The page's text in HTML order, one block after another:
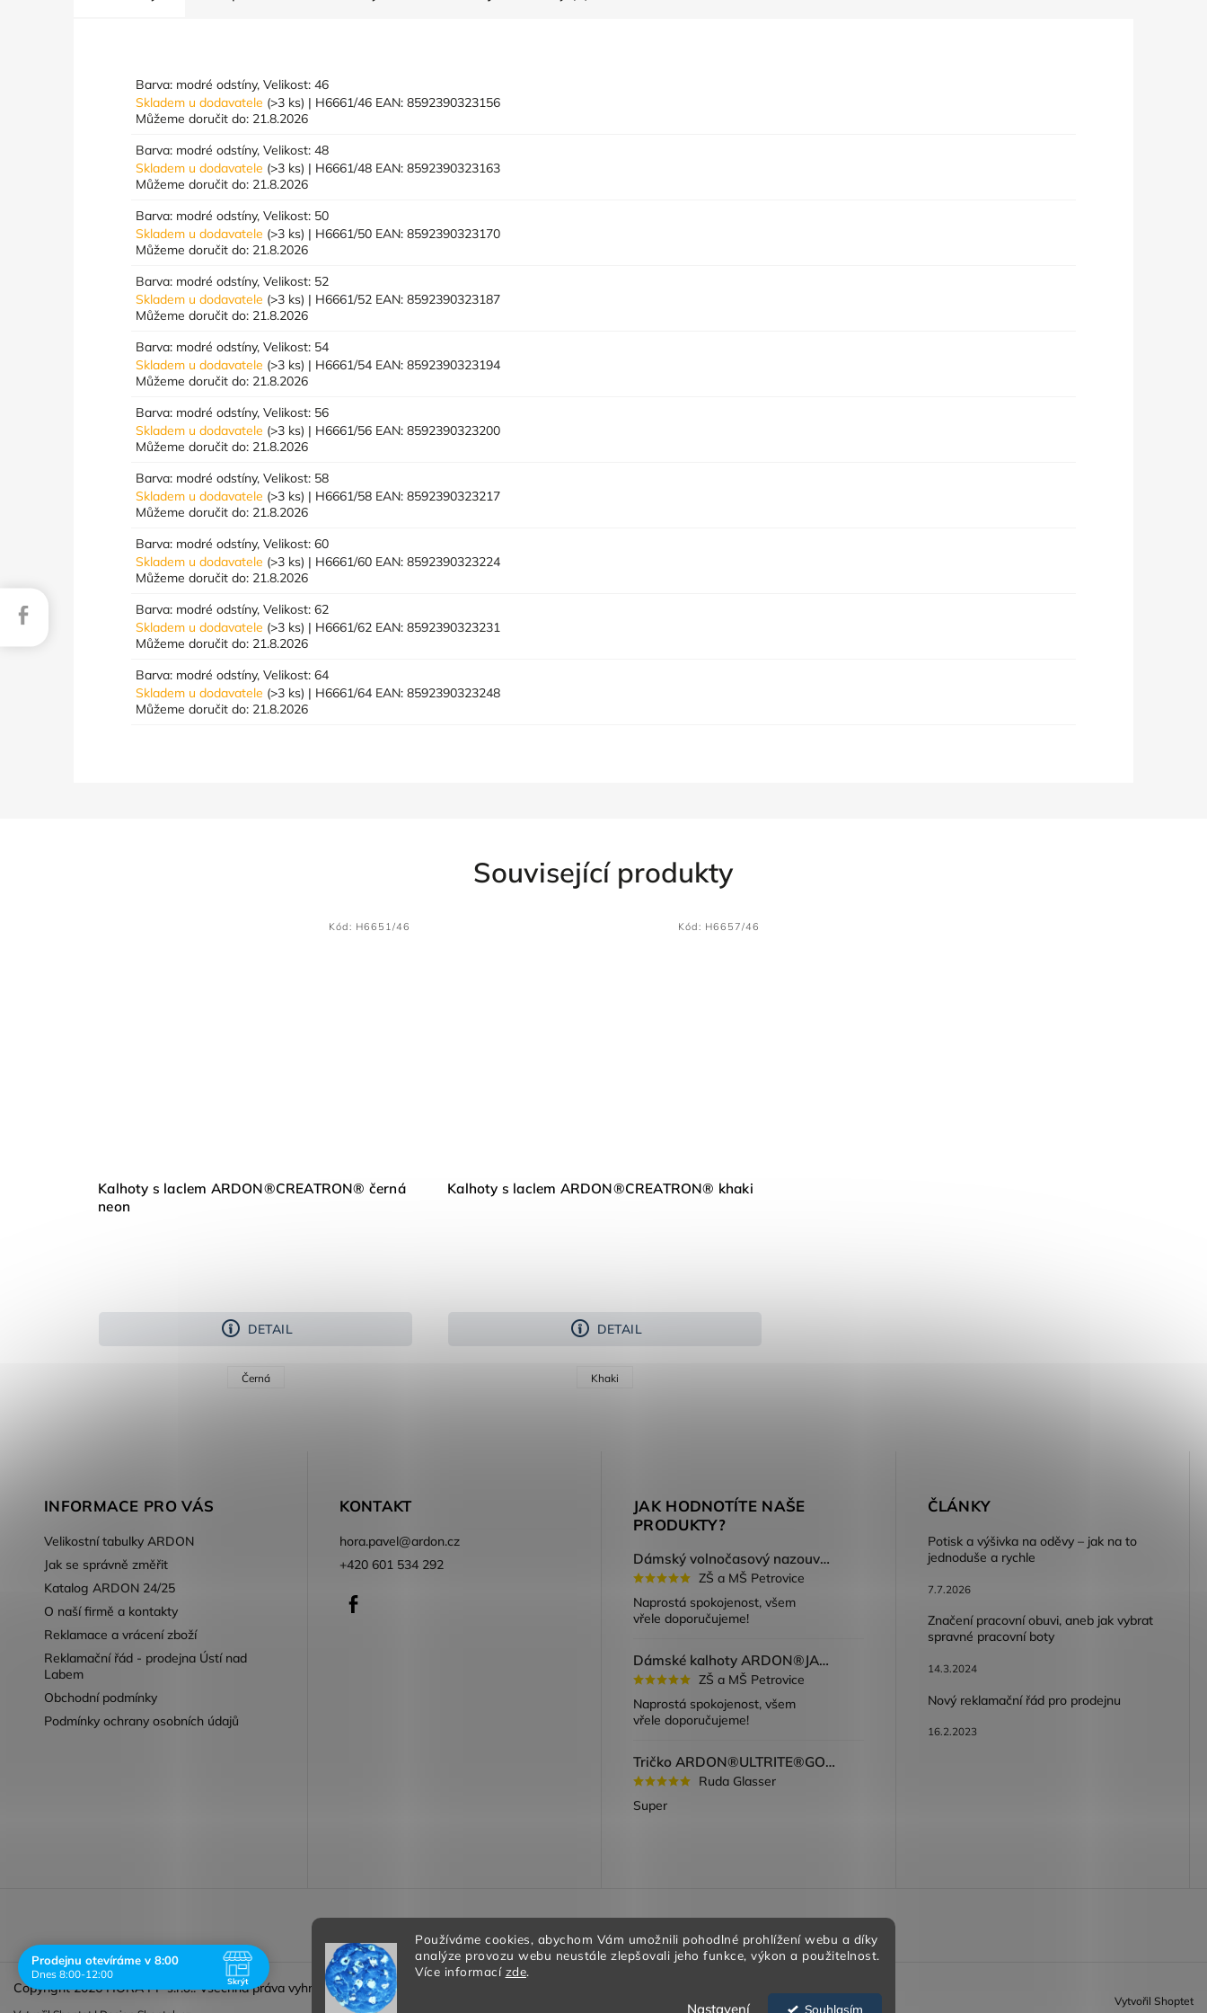
Používáme cookies, abychom Vám umožnili pohodlné prohlížení webu a díky
analýze provozu webu neustále zlepšovali jeho funkce, výkon a použitelnost.
Více informací zde.
Souhlasím
Nastavení
Barva: modré odstíny, Velikost: 46
Skladem u dodavatele (>3 ks) | H6661/46 EAN: 8592390323156
Můžeme doručit do: 21.8.2026
Barva: modré odstíny, Velikost: 48
Skladem u dodavatele (>3 ks) | H6661/48 EAN: 8592390323163
Můžeme doručit do: 21.8.2026
Barva: modré odstíny, Velikost: 50
Skladem u dodavatele (>3 ks) | H6661/50 EAN: 8592390323170
Můžeme doručit do: 21.8.2026
Barva: modré odstíny, Velikost: 52
Skladem u dodavatele (>3 ks) | H6661/52 EAN: 8592390323187
Můžeme doručit do: 21.8.2026
Barva: modré odstíny, Velikost: 54
Skladem u dodavatele (>3 ks) | H6661/54 EAN: 8592390323194
Můžeme doručit do: 21.8.2026
Barva: modré odstíny, Velikost: 56
Skladem u dodavatele (>3 ks) | H6661/56 EAN: 8592390323200
Můžeme doručit do: 21.8.2026
Barva: modré odstíny, Velikost: 58
Skladem u dodavatele (>3 ks) | H6661/58 EAN: 8592390323217
Můžeme doručit do: 21.8.2026
Barva: modré odstíny, Velikost: 60
Skladem u dodavatele (>3 ks) | H6661/60 EAN: 8592390323224
Můžeme doručit do: 21.8.2026
Barva: modré odstíny, Velikost: 62
Skladem u dodavatele (>3 ks) | H6661/62 EAN: 8592390323231
Můžeme doručit do: 21.8.2026
Barva: modré odstíny, Velikost: 64
Skladem u dodavatele (>3 ks) | H6661/64 EAN: 8592390323248
Můžeme doručit do: 21.8.2026
Související produkty
Kalhoty s laclem ARDON®CREATRON® černá
neon
DETAIL
Černá
Kód: H6651/46
Kalhoty s laclem ARDON®CREATRON® khaki
DETAIL
Khaki
Kód: H6657/46
INFORMACE PRO VÁS
Velikostní tabulky ARDON
Jak se správně změřit
Katalog ARDON 24/25
O naší firmě a kontakty
Reklamace a vrácení zboží
Reklamační řád - prodejna Ústí nad
Labem
Obchodní podmínky
Podmínky ochrany osobních údajů
KONTAKT
hora.pavel@ardon.cz
+420 601 534 292
JAK HODNOTÍTE NAŠE
PRODUKTY?
Dámský volnočasový nazouvák ARDON®JUNO - růžová
ZŠ a MŠ Petrovice
Naprostá spokojenost, všem
vřele doporučujeme!
Dámské kalhoty ARDON®JASVENA šedá
ZŠ a MŠ Petrovice
Naprostá spokojenost, všem
vřele doporučujeme!
Tričko ARDON®ULTRITE®GO! dámské růžová
Ruda Glasser
Super
ČLÁNKY
Potisk a výšivka na oděvy – jak na to
jednoduše a rychle
7.7.2026
Značení pracovní obuvi, aneb jak vybrat
spravné pracovní boty
14.3.2024
Nový reklamační řád pro prodejnu
16.2.2023
Vytvořil Shoptet
Copyright 2026HORA PP s.r.o.. Všechna práva vyhrazena.
Prodejnu otevíráme v 8:00
Dnes 8:00-12:00
Skrýt